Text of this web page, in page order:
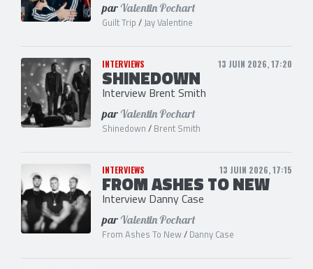
par Valentin Pochart
Guilt Trip /Jay Valentine
INTERVIEWS 13 JUIN 2026, 17:20
SHINEDOWN
Interview Brent Smith
par Valentin Pochart
Shinedown / Brent Smith
INTERVIEWS 13 JUIN 2026, 17:15
FROM ASHES TO NEW
Interview Danny Case
par Valentin Pochart
From Ashes To New/ Danny Case